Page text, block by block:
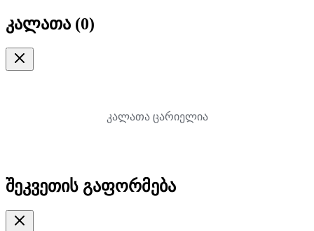
კალათა (0)
კალათა ცარიელია
შეკვეთის გაფორმება